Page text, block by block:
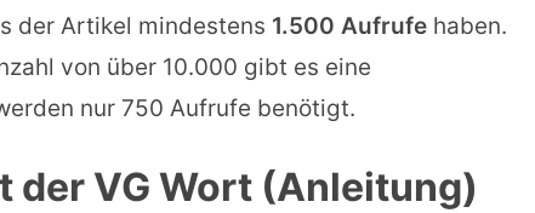
der Artikel mindestens 1.500 Aufrufe haben.
von über 10.000 gibt es eine
nur 750 Aufrufe benötigt.
der VG Wort (Anleitung)